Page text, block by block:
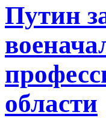
Путин
области